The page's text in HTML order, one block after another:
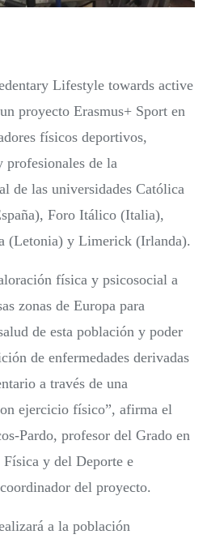
Lifestyle towards active
proyecto Erasmus+ Sport en
físicos deportivos,
profesionales de la
de las universidades Católica
Foro Itálico (Italia),
(Letonia) y Limerick (Irlanda).
física y psicosocial a
zonas de Europa para
de esta población y poder
de enfermedades derivadas
a través de una
ejercicio físico”, afirma el
Pardo, profesor del Grado en
y del Deporte e
del proyecto.
a la población